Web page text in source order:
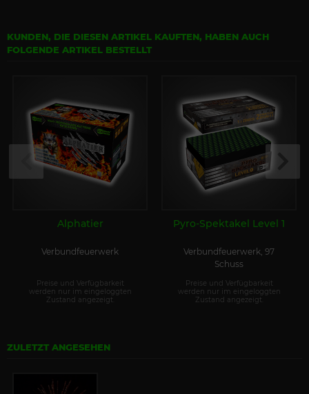
KUNDEN, DIE DIESEN ARTIKEL KAUFTEN, HABEN AUCH
FOLGENDE ARTIKEL BESTELLT
Alphatier
Verbundfeuerwerk
Preise und Verfügbarkeit
werden nur im eingeloggten
Zustand angezeigt.
Pyro-Spektakel Level 1
Verbundfeuerwerk, 97
Schuss
Preise und Verfügbarkeit
werden nur im eingeloggten
Zustand angezeigt.
ZULETZT ANGESEHEN